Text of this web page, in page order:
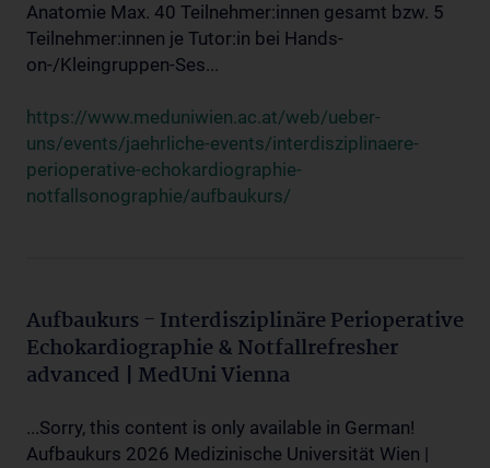
Anatomie Max. 40 Teilnehmer:innen gesamt bzw. 5
Teilnehmer:innen je Tutor:in bei Hands-
on-/Kleingruppen-Ses...
https://www.meduniwien.ac.at/web/ueber-
uns/events/jaehrliche-events/interdisziplinaere-
perioperative-echokardiographie-
notfallsonographie/aufbaukurs/
Aufbaukurs - Interdisziplinäre Perioperative
Echokardiographie & Notfallrefresher
advanced | MedUni Vienna
...Sorry, this content is only available in German!
Aufbaukurs 2026 Medizinische Universität Wien |